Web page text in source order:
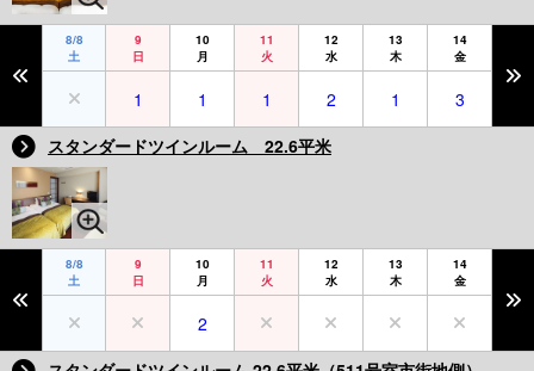
8/8
土
9
日
10
月
11
火
12
水
13
木
14
金
1 1 1 2 1
3
スタンダードツインルーム 22.6平米
8/8
土
9
日
10
月
11
火
12
水
13
木
14
金
2